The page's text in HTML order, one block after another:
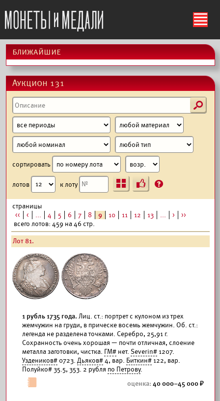
ś
ближайшие
Аукцион 131
s
сортировать
лотов к лоту Ъ ?
страницы
<<
< ... 4 5 6 7 8 9 10 11 12 13 ... >
>>
всего лотов: 459 на 46 стр.
Лот 81.
1 рубль 1735 года. Лиц. ст.: портрет с кулоном из трех
жемчужин на груди, в прическе восемь жемчужин. Об. ст.:
легенда не разделена точками. Серебро, 25,91 г.
Сохранность очень хорошая — почти отличная, слоение
металла заготовки, чистка. ГМ# нет. Severin# 1207.
Уздеников# 0723. Дьяков#4, вар. Биткин# 122, вар.
Полуйко# 35.5, 353. 2 рубля по Петрову.
40 000–45 000